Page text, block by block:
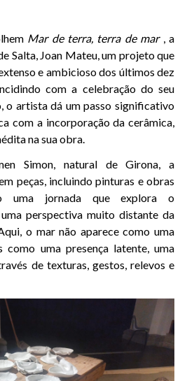
Mar de terra, terra de mar, a
Salta, Joan Mateu, um projeto que
e ambicioso dos últimos dez
com a celebração do seu
o artista dá um passo significativo
com a incorporação da cerâmica,
na sua obra.
Simon, natural de Girona, a
peças, incluindo pinturas e obras
uma jornada que explora o
perspectiva muito distante da
o mar não aparece como uma
como uma presença latente, uma
de texturas, gestos, relevos e